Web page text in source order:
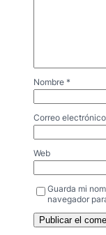
Nombre *
Correo electrónico
Web
Guarda mi
navegador